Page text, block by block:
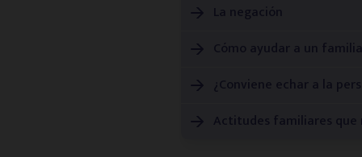
La negación
Cómo ayudar a un
¿Conviene echar a la
Actitudes familiares que